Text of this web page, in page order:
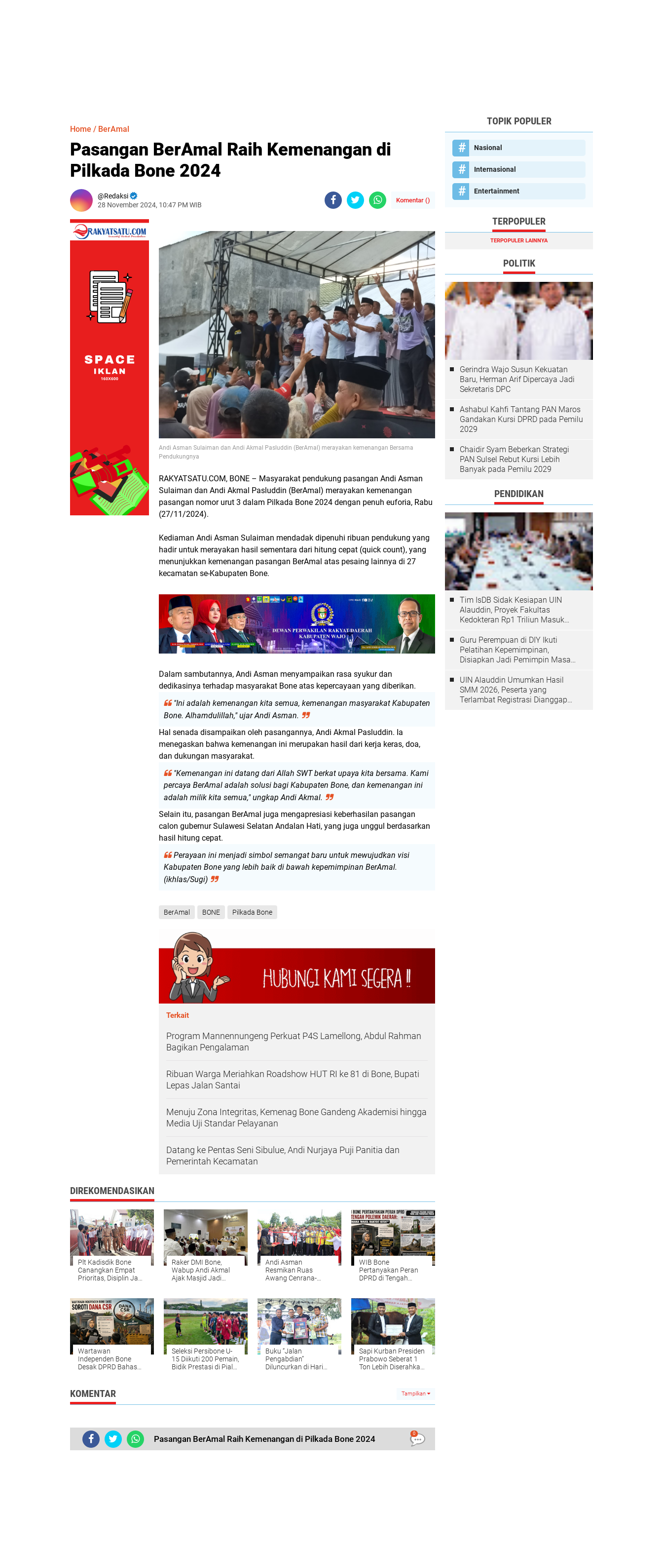
Home / BerAmal
Pasangan BerAmal Raih Kemenangan di
Pilkada Bone 2024
Redaksi
28 November 2024, 10:47 PM WIB
Komentar ()
Andi Asman Sulaiman dan Andi Akmal Pasluddin (BerAmal) merayakan kemenangan Bersama
Pendukungnya
RAKYATSATU.COM, BONE – Masyarakat pendukung pasangan Andi Asman
Sulaiman dan Andi Akmal Pasluddin (BerAmal) merayakan kemenangan
pasangan nomor urut 3 dalam Pilkada Bone 2024 dengan penuh euforia, Rabu
(27/11/2024).
Kediaman Andi Asman Sulaiman mendadak dipenuhi ribuan pendukung yang
hadir untuk merayakan hasil sementara dari hitung cepat (quick count), yang
menunjukkan kemenangan pasangan BerAmal atas pesaing lainnya di 27
kecamatan se-Kabupaten Bone.
Dalam sambutannya, Andi Asman menyampaikan rasa syukur dan
dedikasinya terhadap masyarakat Bone atas kepercayaan yang diberikan.
"Ini adalah kemenangan kita semua, kemenangan masyarakat Kabupaten
Bone. Alhamdulillah," ujar Andi Asman.
Hal senada disampaikan oleh pasangannya, Andi Akmal Pasluddin. Ia
menegaskan bahwa kemenangan ini merupakan hasil dari kerja keras, doa,
dan dukungan masyarakat.
"Kemenangan ini datang dari Allah SWT berkat upaya kita bersama. Kami
percaya BerAmal adalah solusi bagi Kabupaten Bone, dan kemenangan ini
adalah milik kita semua," ungkap Andi Akmal.
Selain itu, pasangan BerAmal juga mengapresiasi keberhasilan pasangan
calon gubernur Sulawesi Selatan Andalan Hati, yang juga unggul berdasarkan
hasil hitung cepat.
Perayaan ini menjadi simbol semangat baru untuk mewujudkan visi
Kabupaten Bone yang lebih baik di bawah kepemimpinan BerAmal.
(ikhlas/Sugi)
BerAmal BONE Pilkada Bone
Terkait
Program Mannennungeng Perkuat P4S Lamellong, Abdul Rahman
Bagikan Pengalaman
Ribuan Warga Meriahkan Roadshow HUT RI ke 81 di Bone, Bupati
Lepas Jalan Santai
Menuju Zona Integritas, Kemenag Bone Gandeng Akademisi hingga
Media Uji Standar Pelayanan
Datang ke Pentas Seni Sibulue, Andi Nurjaya Puji Panitia dan
Pemerintah Kecamatan
DIREKOMENDASIKAN
Plt Kadisdik Bone
Canangkan Empat
Prioritas, Disiplin Jadi
Raker DMI Bone,
Wabup Andi Akmal
Ajak Masjid Jadi
Andi Asman
Resmikan Ruas
Awang Cenrana-
Mudah
WIB Bone
Pertanyakan Peran
DPRD di Tengah
Wartawan
Independen Bone
Desak DPRD Bahas
Seleksi Persibone U-
15 Diikuti 200 Pemain,
Bidik Prestasi di Piala
Buku “Jalan
Pengabdian”
Diluncurkan di Hari
Sapi Kurban Presiden
Prabowo Seberat 1
Ton Lebih Diserahkan
KOMENTAR Tampilkan
Pasangan BerAmal Raih Kemenangan di Pilkada Bone 2024
0
TOPIK POPULER
Nasional
Internasional
Entertainment
TERPOPULER
TERPOPULER LAINNYA
POLITIK
Gerindra Wajo Susun Kekuatan
Baru, Herman Arif Dipercaya Jadi
Sekretaris DPC
Ashabul Kahfi Tantang PAN Maros
Gandakan Kursi DPRD pada Pemilu
2029
Chaidir Syam Beberkan Strategi
PAN Sulsel Rebut Kursi Lebih
Banyak pada Pemilu 2029
PENDIDIKAN
Tim IsDB Sidak Kesiapan UIN
Alauddin, Proyek Fakultas
Kedokteran Rp1 Triliun Masuk
Guru Perempuan di DIY Ikuti
Pelatihan Kepemimpinan,
Disiapkan Jadi Pemimpin Masa
UIN Alauddin Umumkan Hasil
SMM 2026, Peserta yang
Terlambat Registrasi Dianggap